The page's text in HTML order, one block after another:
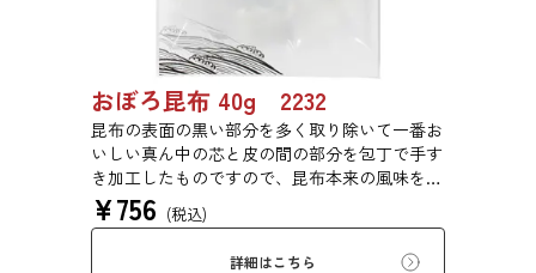
おぼろ昆布 40g 2232
昆布の表面の黒い部分を多く取り除いて一番お
いしい真ん中の芯と皮の間の部分を包丁で手す
き加工したものですので、昆布本来の風味をご
賞味いただけます。
¥756 (税込)
詳細はこちら